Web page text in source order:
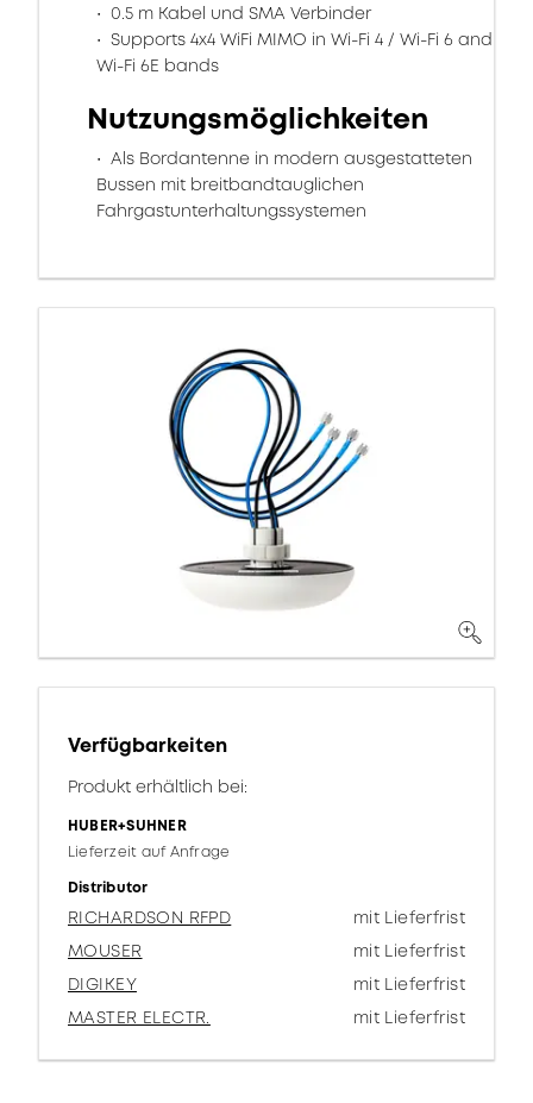
0.5 m Kabel und SMA Verbinder
Supports 4x4 WiFi MIMO in Wi-Fi 4 / Wi-Fi 6 and
Wi-Fi 6E bands
Nutzungsmöglichkeiten
Als Bordantenne in modern ausgestatteten
Bussen mit breitbandtauglichen
Fahrgastunterhaltungssystemen
Verfügbarkeiten
Produkt erhältlich bei:
HUBER+SUHNER
Lieferzeit auf Anfrage
Distributor
RICHARDSON RFPD
mit Lieferfrist
MOUSER
mit Lieferfrist
DIGIKEY
mit Lieferfrist
MASTER ELECTR.
mit Lieferfrist